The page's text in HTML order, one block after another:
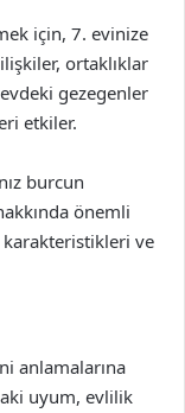
için, 7. evinize
ortaklıklar
gezegenler
etkiler.
burcun
önemli
ve
anlamalarına
uyum, evlilik